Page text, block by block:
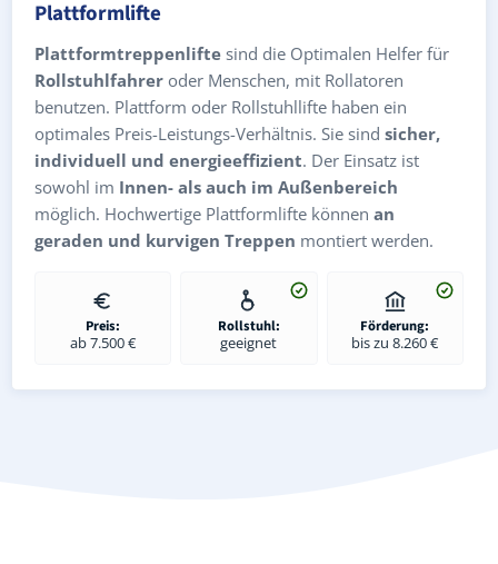
Plattformlifte
Plattformtreppenlifte sind die Optimalen Helfer für
Rollstuhlfahrer oder Menschen, mit Rollatoren
benutzen. Plattform oder Rollstuhllifte haben ein
optimales Preis-Leistungs-Verhältnis. Sie sind sicher,
individuell und energieeffizient. Der Einsatz ist
sowohl im Innen- als auch im Außenbereich
möglich. Hochwertige Plattformlifte können an
geraden und kurvigen Treppen montiert werden.
Preis:
ab 7.500 €
Rollstuhl:
geeignet
Förderung:
bis zu 8.260 €